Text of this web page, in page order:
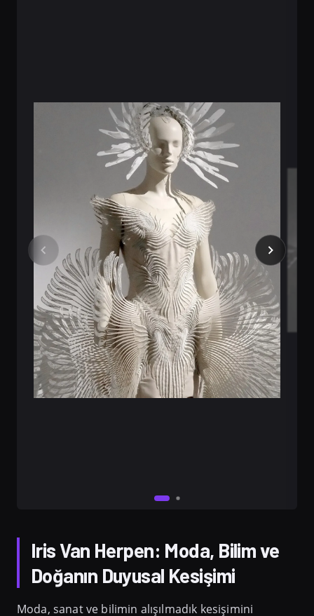
Iris Van Herpen: Moda, Bilim ve
Doğanın Duyusal Kesişimi
Moda, sanat ve bilimin alışılmadık kesişimini